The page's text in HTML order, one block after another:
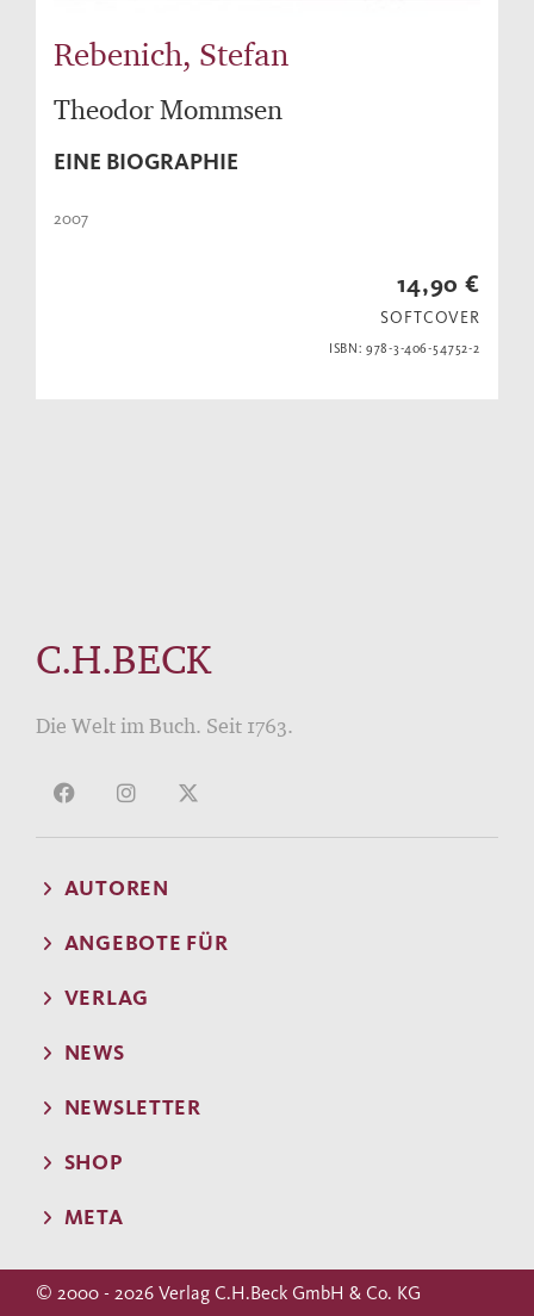
Rebenich, Stefan
Theodor Mommsen
EINE BIOGRAPHIE
2007
14,90 €
SOFTCOVER
ISBN: 978-3-406-54752-2
C.H.BECK
Die Welt im Buch. Seit 1763.
AUTOREN
ANGEBOTE FÜR
VERLAG
NEWS
NEWSLETTER
SHOP
META
© 2000 - 2026 Verlag C.H.Beck GmbH & Co. KG